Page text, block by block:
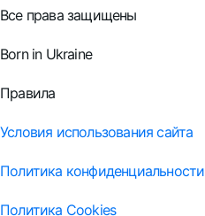
Все права защищены
Born in Ukraine
Правила
Условия использования сайта
Политика конфиденциальности
Политика Cookies